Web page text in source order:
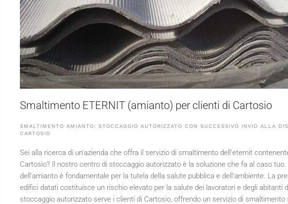
Smaltimento ETERNIT (amianto) per clienti di Cartosio
SMALTIMENTO AMIANTO: STOCCAGGIO AUTORIZZATO CON SUCCESSIVO INVIO ALLA
CARTOSIO
Sei alla ricerca di un'azienda che offra il servizio di smaltimento dell'eternit
Cartosio? Il nostro centro di stoccaggio autorizzato è la soluzione che fa al caso
dell'amianto è fondamentale per la tutela della salute pubblica e dell'ambiente. La
edifici datati costituisce un rischio elevato per la salute dei lavoratori e degli abitanti
stoccaggio autorizzato serve i clienti di Cartosio, offrendo un servizio di smaltimento